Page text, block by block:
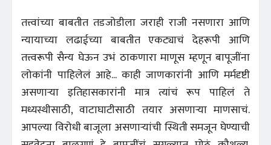
तत्त्वांच्या बाबतीत तडजोडीला जराही राजी नसणारा आणि
न्यायाच्या लढाईच्या बाबतीत एकट्याचं देहरूपी आणि
तत्त्वरूपी सैन्य घेऊन उभं ठाकणारा माणूस म्हणून बापूजींना
लोकांनी पाहिलेलं आहे... काही जाणकारांनी आणि मर्मदृष्टी
असणाऱ्या इतिहासकारांनी मात्र त्यांचं रूप पाहिलं ते
मध्यस्थीसाठी, वाटाघाटीसाठी तयार असणाऱ्या माणसाचं.
आपल्या विरोधी बाजूला असणाऱ्यांची स्थिती समजून घेण्याची